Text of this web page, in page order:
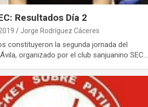
Resultados Día 2
Jorge Rodríguez Cáceres
constituyeron la segunda jornada del
organizado por el club sanjuanino SEC…